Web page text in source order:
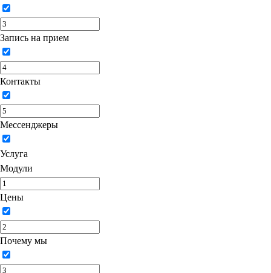
Запись на прием
Контакты
Мессенджеры
Услуга
Модули
Цены
Почему мы